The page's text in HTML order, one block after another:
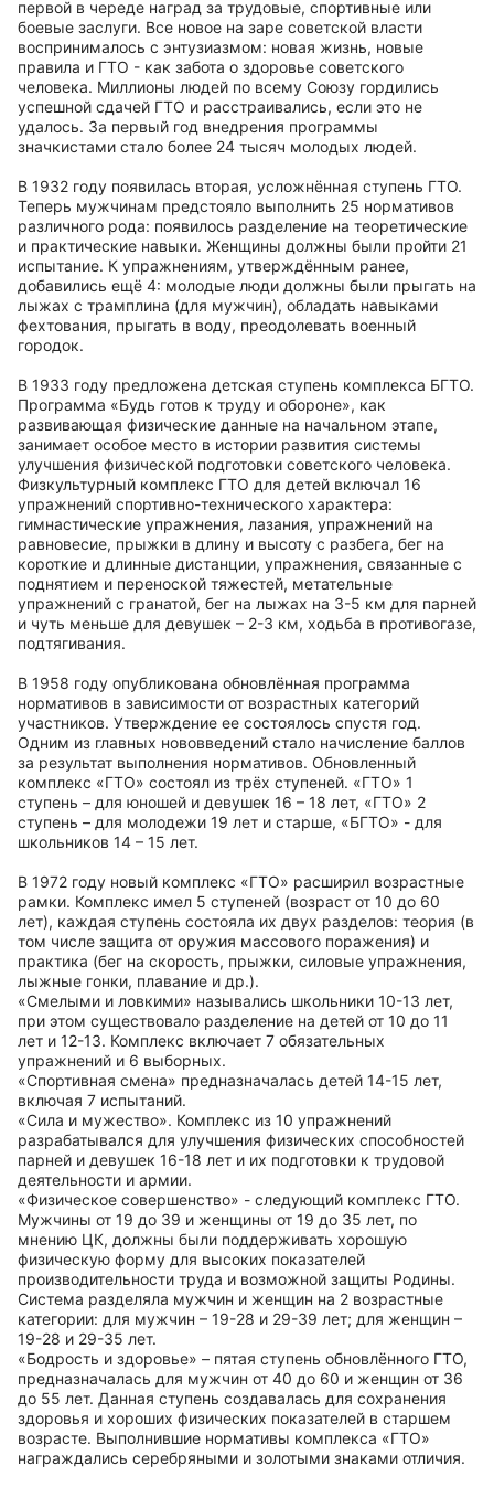
первой в череде наград за трудовые, спортивные или
боевые заслуги. Все новое на заре советской власти
воспринималось с энтузиазмом: новая жизнь, новые
правила и ГТО - как забота о здоровье советского
человека. Миллионы людей по всему Союзу гордились
успешной сдачей ГТО и расстраивались, если это не
удалось. За первый год внедрения программы
значкистами стало более 24 тысяч молодых людей.
В 1932 году появилась вторая, усложнённая ступень ГТО.
Теперь мужчинам предстояло выполнить 25 нормативов
различного рода: появилось разделение на теоретические
и практические навыки. Женщины должны были пройти 21
испытание. К упражнениям, утверждённым ранее,
добавились ещё 4: молодые люди должны были прыгать на
лыжах с трамплина (для мужчин), обладать навыками
фехтования, прыгать в воду, преодолевать военный
городок.
В 1933 году предложена детская ступень комплекса БГТО.
Программа «Будь готов к труду и обороне», как
развивающая физические данные на начальном этапе,
занимает особое место в истории развития системы
улучшения физической подготовки советского человека.
Физкультурный комплекс ГТО для детей включал 16
упражнений спортивно-технического характера:
гимнастические упражнения, лазания, упражнений на
равновесие, прыжки в длину и высоту с разбега, бег на
короткие и длинные дистанции, упражнения, связанные с
поднятием и переноской тяжестей, метательные
упражнений с гранатой, бег на лыжах на 3-5 км для парней
и чуть меньше для девушек – 2-3 км, ходьба в противогазе,
подтягивания.
В 1958 году опубликована обновлённая программа
нормативов в зависимости от возрастных категорий
участников. Утверждение ее состоялось спустя год.
Одним из главных нововведений стало начисление баллов
за результат выполнения нормативов. Обновленный
комплекс «ГТО» состоял из трёх ступеней. «ГТО» 1
ступень – для юношей и девушек 16 – 18 лет, «ГТО» 2
ступень – для молодежи 19 лет и старше, «БГТО» - для
школьников 14 – 15 лет.
В 1972 году новый комплекс «ГТО» расширил возрастные
рамки. Комплекс имел 5 ступеней (возраст от 10 до 60
лет), каждая ступень состояла их двух разделов: теория (в
том числе защита от оружия массового поражения) и
практика (бег на скорость, прыжки, силовые упражнения,
лыжные гонки, плавание и др.).
«Смелыми и ловкими» назывались школьники 10-13 лет,
при этом существовало разделение на детей от 10 до 11
лет и 12-13. Комплекс включает 7 обязательных
упражнений и 6 выборных.
«Спортивная смена» предназначалась детей 14-15 лет,
включая 7 испытаний.
«Сила и мужество». Комплекс из 10 упражнений
разрабатывался для улучшения физических способностей
парней и девушек 16-18 лет и их подготовки к трудовой
деятельности и армии.
«Физическое совершенство» - следующий комплекс ГТО.
Мужчины от 19 до 39 и женщины от 19 до 35 лет, по
мнению ЦК, должны были поддерживать хорошую
физическую форму для высоких показателей
производительности труда и возможной защиты Родины.
Система разделяла мужчин и женщин на 2 возрастные
категории: для мужчин – 19-28 и 29-39 лет; для женщин –
19-28 и 29-35 лет.
«Бодрость и здоровье» – пятая ступень обновлённого ГТО,
предназначалась для мужчин от 40 до 60 и женщин от 36
до 55 лет. Данная ступень создавалась для сохранения
здоровья и хороших физических показателей в старшем
возрасте. Выполнившие нормативы комплекса «ГТО»
награждались серебряными и золотыми знаками отличия.